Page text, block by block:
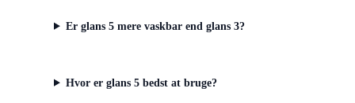
Er glans 5 mere vaskbar end glans 3?
Hvor er glans 5 bedst at bruge?